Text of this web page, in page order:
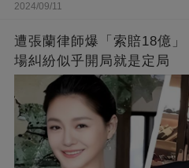
2024/09/11
遭張蘭律師爆「索賠18億
場糾紛似乎開局就是定局